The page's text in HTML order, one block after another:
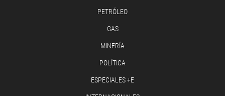
PETRÓLEO
GAS
MINERÍA
POLÍTICA
ESPECIALES +E